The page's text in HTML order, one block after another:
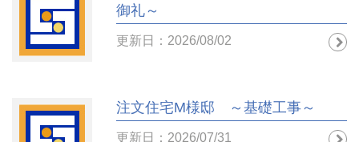
御礼～
更新日：2026/08/02
注文住宅M様邸 ～基礎工事～
更新日：2026/07/31